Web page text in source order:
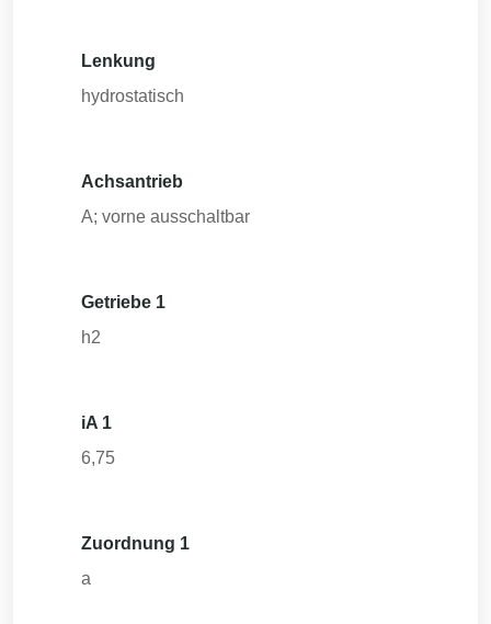
Lenkung
hydrostatisch
Achsantrieb
A; vorne ausschaltbar
Getriebe 1
h2
iA 1
6,75
Zuordnung 1
a